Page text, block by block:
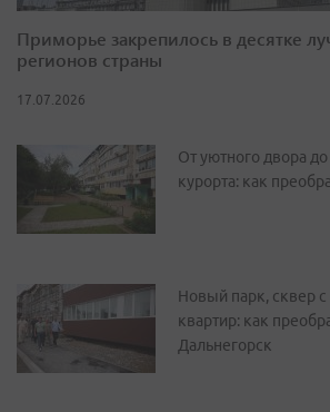
Приморье закрепилось в десятке
регионов страны
17.07.2026
От уютного двора
курорта: как
Новый парк, сквер
квартир: как
Дальнегорск